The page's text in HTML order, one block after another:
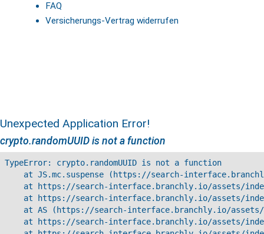
FAQ
Versicherungs-Vertrag widerrufen
Unexpected Application Error!
crypto.randomUUID is not a function
TypeError: crypto.randomUUID is not a function
at JS.mc.suspense (https://search-
at https://search-interface.branchly.io/assets/
at https://search-interface.branchly.io/assets/
at AS (https://search-interface.branchly.io/
at https://search-interface.branchly.io/assets/